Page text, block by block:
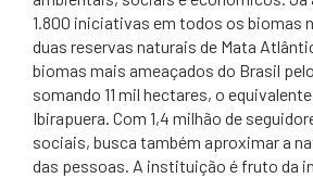
1.800 iniciativas em todos os biomas
duas reservas naturais de Mata
biomas mais ameaçados do Brasil
somando 11 mil hectares, o
Ibirapuera. Com 1,4 milhão de
sociais, busca também aproximar a
das pessoas. A instituição é fruto da